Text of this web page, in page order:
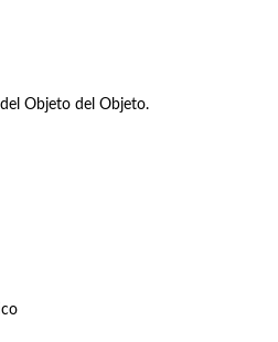
Objeto del Objeto.